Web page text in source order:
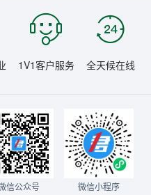
1V1客户服务 全天候在线
微信小程序
信公众号